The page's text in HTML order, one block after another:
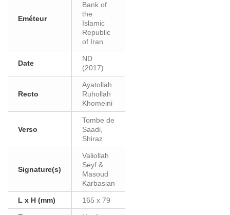
Eméteur
Bank of
the
Islamic
Republic
of Iran
Date
ND
(2017)
Recto
Ayatollah
Ruhollah
Khomeini
Verso
Tombe de
Saadi,
Shiraz
Signature(s)
Valiollah
Seyf &
Masoud
Karbasian
L x H (mm) 165 x 79